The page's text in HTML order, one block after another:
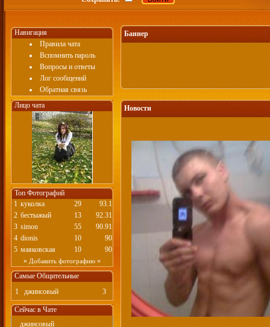
Навигация
Правила чата
Вспомнить пароль
Вопросы и ответы
Лог сообщений
Обратная связь
Лицо чата
Топ Фотографий
1 куколка 29
93.1
2 бестыжый 13
92.31
3 simon 55
90.91
4 dionis 10
90
5 маяковская 10
90
» Добавить фотографию «
Самые Общительные
1
джинсовый 3
Сейчас в Чате
джинсовый
Баннер
Новости